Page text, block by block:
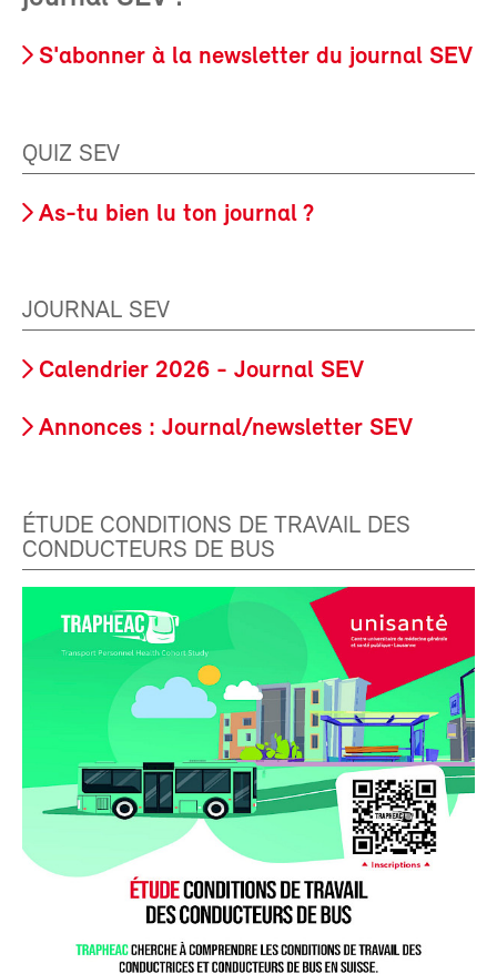
S'abonner à la newsletter du journal SEV
QUIZ SEV
As-tu bien lu ton journal ?
JOURNAL SEV
Calendrier 2026 - Journal SEV
Annonces : Journal/newsletter SEV
ÉTUDE CONDITIONS DE TRAVAIL DES
CONDUCTEURS DE BUS